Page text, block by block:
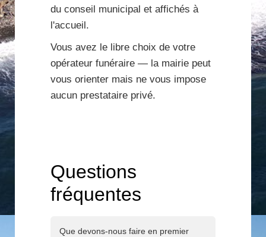
du conseil municipal et affichés à
l'accueil.
Vous avez le libre choix de votre
opérateur funéraire — la mairie peut
vous orienter mais ne vous impose
aucun prestataire privé.
Questions
fréquentes
Que devons-nous faire en premier